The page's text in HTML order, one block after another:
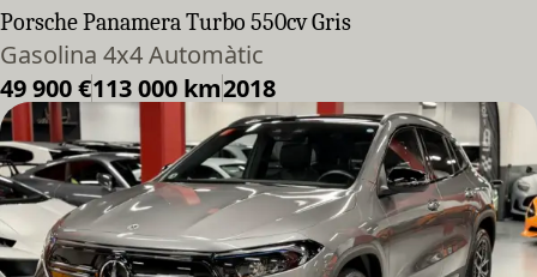
Porsche Panamera Turbo 550cv Gris
Gasolina 4x4 Automàtic
49 900 €113 000 km2018